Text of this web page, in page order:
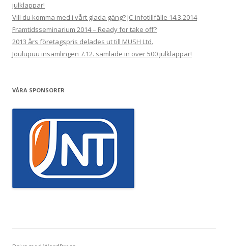
julklappar!
Vill du komma med i vårt glada gäng? JC-infotillfälle 14.3.2014
Framtidsseminarium 2014 – Ready for take off?
2013 års företagspris delades ut till MUSH Ltd.
Joulupuu insamlingen 7.12. samlade in över 500 julklappar!
VÅRA SPONSORER